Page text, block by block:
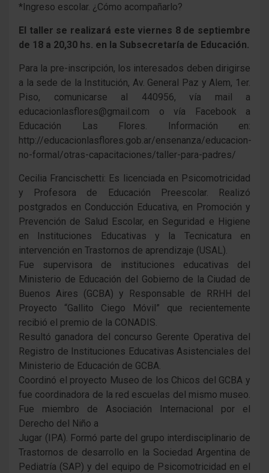
*Ingreso escolar. ¿Cómo acompañarlo?
El taller se realizará este viernes 8 de septiembre
de 18 a 20,30 hs. en la Subsecretaría de Educación.
Para la pre-inscripción, los interesados deben dirigirse
a la sede de la Institución, Av. General Paz y Alem, 1er.
Piso, comunicarse al 440956, vía mail a
educacionlasflores@gmail.com o vía Facebook a
Educación Las Flores. Información en:
http://educacionlasflores.gob.ar/ensenanza/educacion-
no-formal/otras-capacitaciones/taller-para-padres/
Cecilia Francischetti: Es licenciada en Psicomotricidad
y Profesora de Educación Preescolar. Realizó
postgrados en Conducción Educativa, en Promoción y
Prevención de Salud Escolar, en Seguridad e Higiene
en Instituciones Educativas y la Tecnicatura en
intervención en Trastornos de aprendizaje (USAL).
Fue supervisora de instituciones educativas del
Ministerio de Educación del Gobierno de la Ciudad de
Buenos Aires (GCBA) y Responsable de RRHH del
Proyecto “Gallito Ciego Móvil” que recientemente
recibió el premio de la CONADIS.
Resultó ganadora del concurso Gerente Operativa del
Registro de Instituciones Educativas Asistenciales del
Ministerio de Educación de GCBA.
Coordinó el proyecto Museo de los Chicos del GCBA y
fue coordinadora de la red escuelas del mismo museo.
Fue miembro de Asociación Internacional por el
Derecho del Niño a
Jugar (IPA). Formó parte del grupo interdisciplinario de
Trastornos de desarrollo en la Sociedad Argentina de
Pediatría (SAP) y del equipo de Psicomotricidad en el